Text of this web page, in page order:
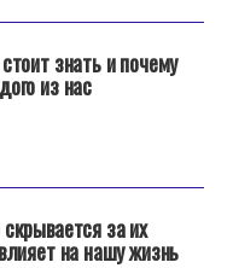
знать и почему
из нас
за их
на нашу жизнь